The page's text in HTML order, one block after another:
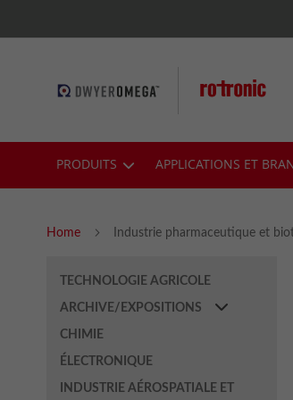
to
PRODUITS APPLICATIONS ET
Home Industrie pharmaceutique et
TECHNOLOGIE AGRICOLE
ARCHIVE/EXPOSITIONS
CHIMIE
ÉLECTRONIQUE
INDUSTRIE AÉROSPATIALE ET